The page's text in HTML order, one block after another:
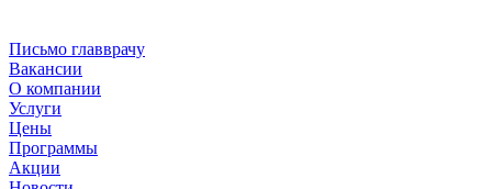
Письмо главврачу
Вакансии
О компании
Услуги
Цены
Программы
Акции